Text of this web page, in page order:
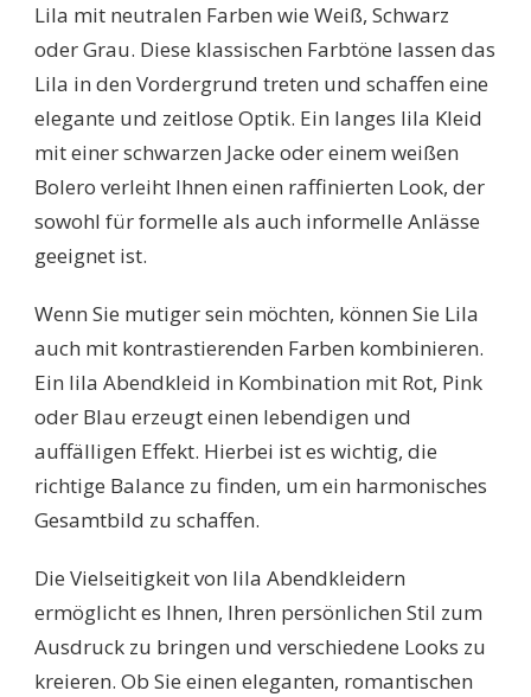
Lila mit neutralen Farben wie Weiß, Schwarz
oder Grau. Diese klassischen Farbtöne lassen das
Lila in den Vordergrund treten und schaffen eine
elegante und zeitlose Optik. Ein langes lila Kleid
mit einer schwarzen Jacke oder einem weißen
Bolero verleiht Ihnen einen raffinierten Look, der
sowohl für formelle als auch informelle Anlässe
geeignet ist.
Wenn Sie mutiger sein möchten, können Sie Lila
auch mit kontrastierenden Farben kombinieren.
Ein lila Abendkleid in Kombination mit Rot, Pink
oder Blau erzeugt einen lebendigen und
auffälligen Effekt. Hierbei ist es wichtig, die
richtige Balance zu finden, um ein harmonisches
Gesamtbild zu schaffen.
Die Vielseitigkeit von lila Abendkleidern
ermöglicht es Ihnen, Ihren persönlichen Stil zum
Ausdruck zu bringen und verschiedene Looks zu
kreieren. Ob Sie einen eleganten, romantischen